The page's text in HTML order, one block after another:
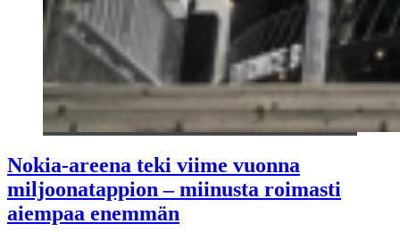
Nokia-areena teki viime vuonna
miljoonatappion – miinusta roimasti
aiempaa enemmän